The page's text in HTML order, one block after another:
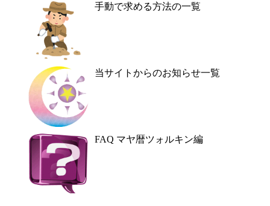
手動で求める方法の一覧
当サイトからのお知らせ一覧
FAQ マヤ暦ツォルキン編